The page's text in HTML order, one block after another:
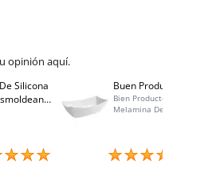
opinión aquí.
Silicona
Buen Producto
Bien Producto,
Melamina De
Entrega Rápida